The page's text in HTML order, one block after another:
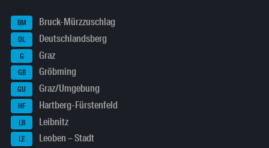
BM Bruck-Mürzzuschlag
DL Deutschlandsberg
G Graz
GB Gröbming
GU Graz/Umgebung
HF Hartberg-Fürstenfeld
LB Leibnitz
LE Leoben – Stadt